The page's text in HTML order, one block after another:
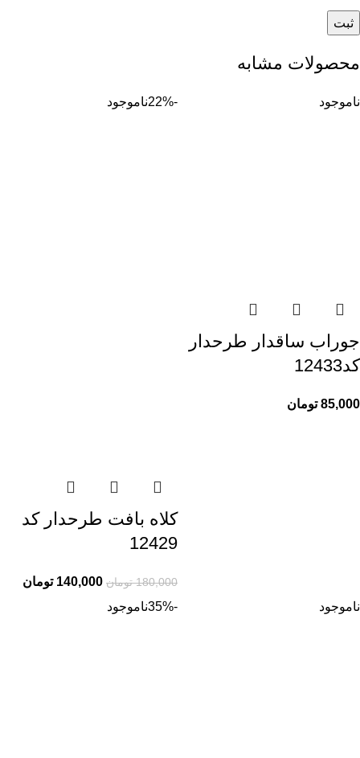
محصولات مشابه
ناموجود
جوراب ساقدار طرحدار
کد12433
85,000 تومان
-22% ناموجود
کلاه بافت طرحدار کد
12429
180,000 تومان 140,000 تومان
ناموجود
-35% ناموجود